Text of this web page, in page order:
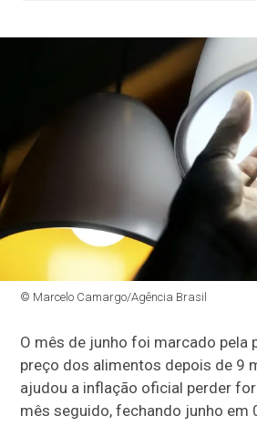
© Marcelo Camargo/Agência Brasil
O mês de junho foi marcado pela
preço dos alimentos depois de 9
ajudou a inflação oficial perder
mês seguido, fechando junho em